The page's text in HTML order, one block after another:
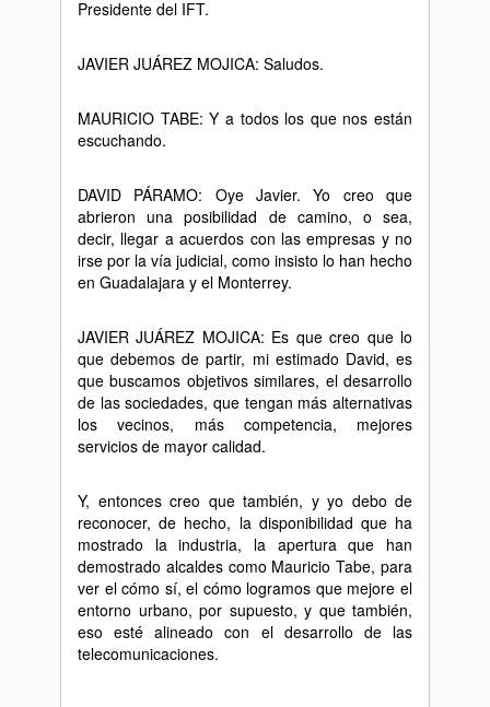
Presidente del IFT.
JAVIER JUÁREZ MOJICA: Saludos.
MAURICIO TABE: Y a todos los que nos están
escuchando.
DAVID PÁRAMO: Oye Javier. Yo creo que
abrieron una posibilidad de camino, o sea,
decir, llegar a acuerdos con las empresas y no
irse por la vía judicial, como insisto lo han hecho
en Guadalajara y el Monterrey.
JAVIER JUÁREZ MOJICA: Es que creo que lo
que debemos de partir, mi estimado David, es
que buscamos objetivos similares, el desarrollo
de las sociedades, que tengan más alternativas
los vecinos, más competencia, mejores
servicios de mayor calidad.
Y, entonces creo que también, y yo debo de
reconocer, de hecho, la disponibilidad que ha
mostrado la industria, la apertura que han
demostrado alcaldes como Mauricio Tabe, para
ver el cómo sí, el cómo logramos que mejore el
entorno urbano, por supuesto, y que también,
eso esté alineado con el desarrollo de las
telecomunicaciones.